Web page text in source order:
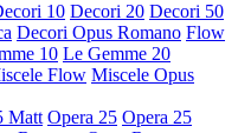
10 Decori 20 Decori 50
Decori Opus Romano Flow
10 Le Gemme 20
Flow Miscele Opus
Matt Opera 25 Opera 25